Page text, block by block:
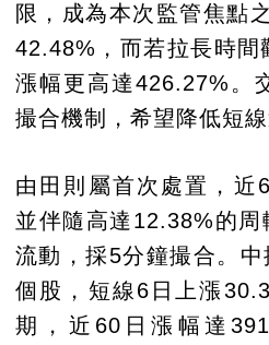
限，成為本次監管焦點
42.48%，而若拉長時間
漲幅更高達426.27%。
撮合機制，希望降低短線
由田則屬首次處置，近
並伴隨高達12.38%的
流動，採5分鐘撮合。
個股，短線6日上漲
期，近60日漲幅達